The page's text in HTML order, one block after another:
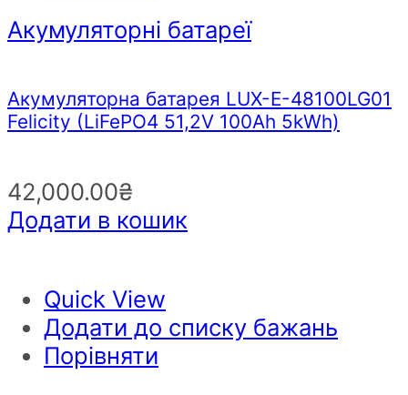
Акумуляторні батареї
Акумуляторна батарея LUX-E-48100LG01
Felicity (LiFePO4 51,2V 100Ah 5kWh)
42,000.00₴
Додати в кошик
Quick View
Додати до списку бажань
Порівняти